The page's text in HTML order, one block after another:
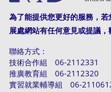
為了能提供您更好的服務，
展處網站有任何意見或提議，
聯絡方式：
技術合作組 06-2112331
推廣教育組 06-2112320
實習就業輔導組 06-